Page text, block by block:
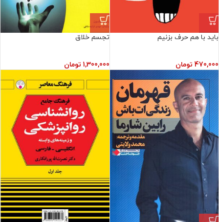
باید با هم حرف بزنیم
470,000 تومان
تجسم خلاق
1,300,000 تومان